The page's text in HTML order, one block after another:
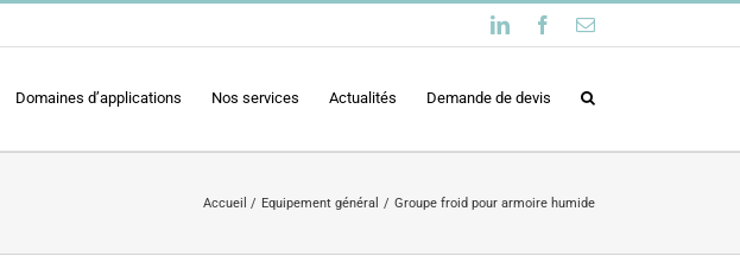
LinkedInFacebook
Email
Domaines d’applications Nos services Actualités Demande de devis
Accueil Equipement général Groupe froid pour armoire humide